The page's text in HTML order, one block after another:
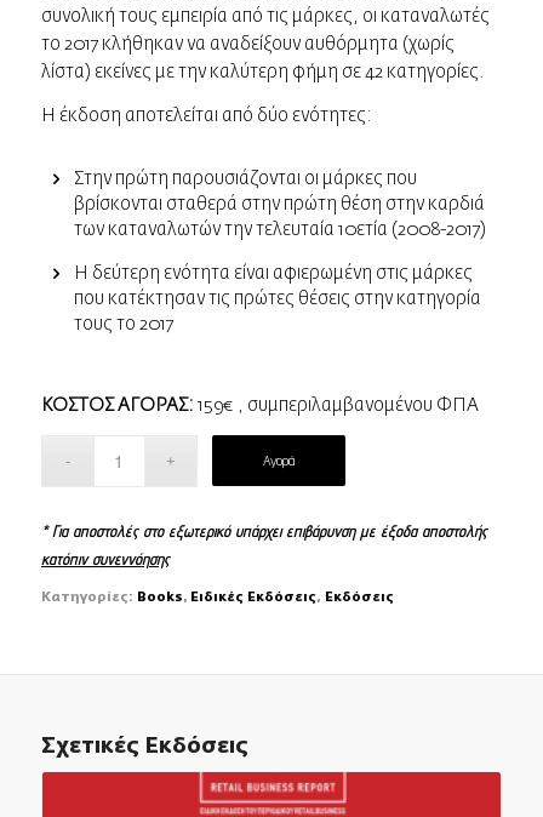
συνολική τους εμπειρία από τις μάρκες, οι καταναλωτές
το 2017 κλήθηκαν να αναδείξουν αυθόρμητα (χωρίς
λίστα) εκείνες με την καλύτερη φήμη σε 42 κατηγορίες.
Η έκδοση αποτελείται από δύο ενότητες:
Στην πρώτη παρουσιάζονται οι μάρκες που
βρίσκονται σταθερά στην πρώτη θέση στην καρδιά
των καταναλωτών την τελευταία 10ετία (2008-2017)
Η δεύτερη ενότητα είναι αφιερωμένη στις μάρκες
που κατέκτησαν τις πρώτες θέσεις στην κατηγορία
τους το 2017
ΚΟΣΤΟΣ ΑΓΟΡΑΣ: 159€ , συμπεριλαμβανομένου ΦΠΑ
Αγορά
* Για αποστολές στο εξωτερικό υπάρχει επιβάρυνση με έξοδα αποστολής
κατόπιν συνεννόησης
Κατηγορίες: Books, Ειδικές Εκδόσεις, Εκδόσεις
Σχετικές Εκδόσεις